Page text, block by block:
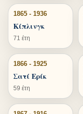
1865 - 1936
Κίπλινγκ
71 έτη
1866 - 1925
Σατί Ερίκ
59 έτη